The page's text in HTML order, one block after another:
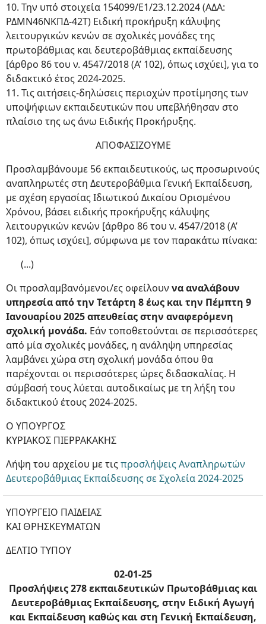
10. Την υπό στοιχεία 154099/Ε1/23.12.2024 (ΑΔΑ:
ΡΔΜΝ46ΝΚΠΔ-42Τ) Ειδική προκήρυξη κάλυψης
λειτουργικών κενών σε σχολικές μονάδες της
πρωτοβάθμιας και δευτεροβάθμιας εκπαίδευσης
[άρθρο 86 του ν. 4547/2018 (Α’ 102), όπως ισχύει], για το
διδακτικό έτος 2024-2025.
11. Τις αιτήσεις-δηλώσεις περιοχών προτίμησης των
υποψήφιων εκπαιδευτικών που υπεβλήθησαν στο
πλαίσιο της ως άνω Ειδικής Προκήρυξης.
ΑΠΟΦΑΣΙΖΟΥΜΕ
Προσλαμβάνουμε 56 εκπαιδευτικούς, ως προσωρινούς
αναπληρωτές στη Δευτεροβάθμια Γενική Εκπαίδευση,
με σχέση εργασίας Ιδιωτικού Δικαίου Ορισμένου
Χρόνου, βάσει ειδικής προκήρυξης κάλυψης
λειτουργικών κενών [άρθρο 86 του ν. 4547/2018 (Α’
102), όπως ισχύει], σύμφωνα με τον παρακάτω πίνακα:
(...)
Οι προσλαμβανόμενοι/ες οφείλουν να αναλάβουν
υπηρεσία από την Τετάρτη 8 έως και την Πέμπτη 9
Ιανουαρίου 2025 απευθείας στην αναφερόμενη
σχολική μονάδα. Εάν τοποθετούνται σε περισσότερες
από μία σχολικές μονάδες, η ανάληψη υπηρεσίας
λαμβάνει χώρα στη σχολική μονάδα όπου θα
παρέχονται οι περισσότερες ώρες διδασκαλίας. Η
σύμβασή τους λύεται αυτοδικαίως με τη λήξη του
διδακτικού έτους 2024-2025.
Ο ΥΠΟΥΡΓΟΣ
ΚΥΡΙΑΚΟΣ ΠΙΕΡΡΑΚΑΚΗΣ
Λήψη του αρχείου με τιςπροσλήψεις Αναπληρωτών
Δευτεροβάθμιας Εκπαίδευσης σε Σχολεία 2024-2025
ΥΠΟΥΡΓΕΙΟ ΠΑΙΔΕΙΑΣ
ΚΑΙ ΘΡΗΣΚΕΥΜΑΤΩΝ
ΔΕΛΤΙΟ ΤΥΠΟΥ
02-01-25
Προσλήψεις 278 εκπαιδευτικών Πρωτοβάθμιας και
Δευτεροβάθμιας Εκπαίδευσης, στην Ειδική Αγωγή
και Εκπαίδευση καθώς και στη Γενική Εκπαίδευση,